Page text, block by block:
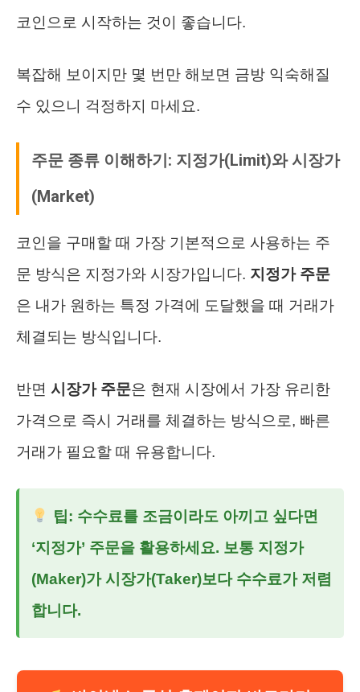
코인으로 시작하는 것이 좋습니다.
복잡해 보이지만 몇 번만 해보면 금방 익숙해질
수 있으니 걱정하지 마세요.
주문 종류 이해하기: 지정가(Limit)와 시장가
(Market)
코인을 구매할 때 가장 기본적으로 사용하는 주
문 방식은 지정가와 시장가입니다. 지정가 주문
은 내가 원하는 특정 가격에 도달했을 때 거래가
체결되는 방식입니다.
반면 시장가 주문은 현재 시장에서 가장 유리한
가격으로 즉시 거래를 체결하는 방식으로, 빠른
거래가 필요할 때 유용합니다.
팁: 수수료를 조금이라도 아끼고 싶다면
‘지정가’ 주문을 활용하세요. 보통 지정가
(Maker)가 시장가(Taker)보다 수수료가 저렴
합니다.